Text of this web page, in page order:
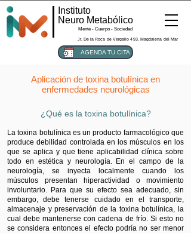
Instituto
Neuro Metabólico
Mente - Cuerpo - Sociedad
Jr. De la Roca de Vergallo 493. Magdalena del Mar
AGENDA TU CITA
Aplicación de toxina botulínica en
enfermedades neurológicas
¿Qué es la toxina botulínica?
La toxina botulínica es un producto farmacológico que
produce debilidad controlada en los músculos en los
que se aplica y que tiene aplicabilidad clínica sobre
todo en estética y neurología. En el campo de la
neurología, se inyecta localmente cuando los
músculos presentan hiperactividad o movimiento
involuntario. Para que su efecto sea adecuado, sin
embargo, debe tenerse cuidado en el transporte,
almacenaje y preservación de la toxina botulínica, la
cual debe mantenerse con cadena de frío. Si esto no
se considera entonces el efecto podría no ser menor